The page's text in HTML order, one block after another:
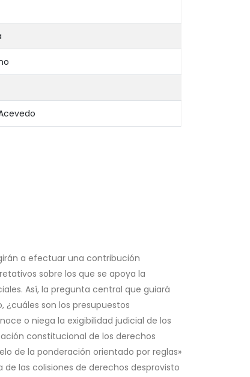
a efectuar una contribución
sobre los que se apoya la
Así, la pregunta central que guiará
son los presupuestos
o niega la exigibilidad judicial de los
constitucional de los derechos
de la ponderación orientado por reglas»
las colisiones de derechos desprovisto